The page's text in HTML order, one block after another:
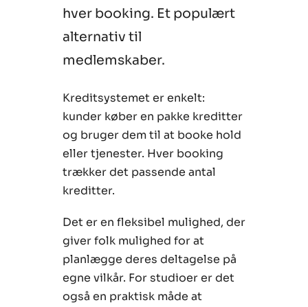
hver booking. Et populært
alternativ til
medlemskaber.
Kreditsystemet er enkelt:
kunder køber en pakke kreditter
og bruger dem til at booke hold
eller tjenester. Hver booking
trækker det passende antal
kreditter.
Det er en fleksibel mulighed, der
giver folk mulighed for at
planlægge deres deltagelse på
egne vilkår. For studioer er det
også en praktisk måde at